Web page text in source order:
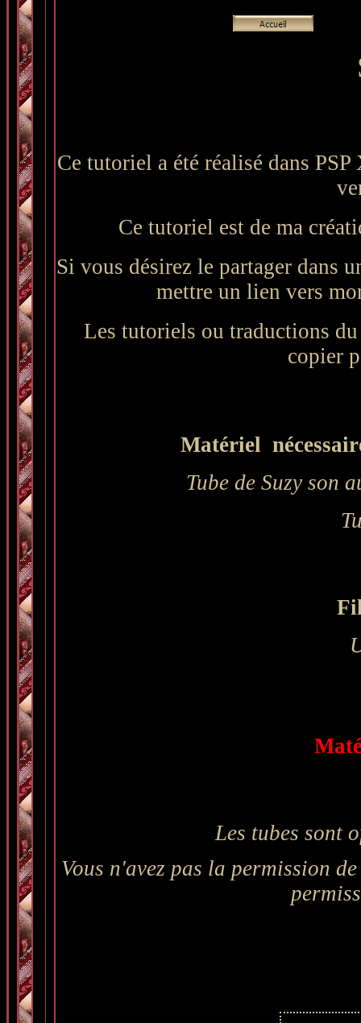
Ce tutoriel a été réalisé dans
Ce tutoriel est de ma
Si vous désirez le partager dans
mettre un lien vers
Les tutoriels ou traductions
copier
Matériel
Tube de Suzy son
Les tubes sont
Vous n'avez pas la permission